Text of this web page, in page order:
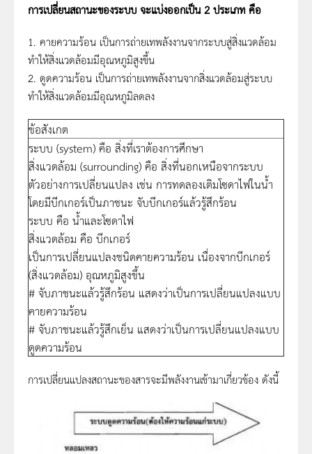
การเปลี่ยนสถานะของระบบ จะแบ่งออกเป็น 2 ประเภท คือ
1. คายความร้อน เป็นการถ่ายเทพลังงานจากระบบสู่สิ่งแวดล้อม
ทำให้สิ่งแวดล้อมมีอุณหภูมิสูงขึ้น
2. ดูดความร้อน เป็นการถ่ายเทพลังงานจากสิ่งแวดล้อมสู่ระบบ
ทำให้สิ่งแวดล้อมมีอุณหภูมิลดลง
ข้อสังเกต
ระบบ (system) คือ สิ่งที่เราต้องการศึกษา
สิ่งแวดล้อม (surrounding) คือ สิ่งที่นอกเหนือจากระบบ
ตัวอย่างการเปลี่ยนแปลง เช่น การทดลองเติมโซดาไฟในน้ำ
โดยมีบีกเกอร์เป็นภาชนะ จับบีกเกอร์แล้วรู้สึกร้อน
ระบบ คือ น้ำและโซดาไฟ
สิ่งแวดล้อม คือ บีกเกอร์
เป็นการเปลี่ยนแปลงชนิดคายความร้อน เนื่องจากบีกเกอร์
(สิ่งแวดล้อม) อุณหภูมิสูงขึ้น
# จับภาชนะแล้วรู้สึกร้อน แสดงว่าเป็นการเปลี่ยนแปลงแบบ
คายความร้อน
# จับภาชนะแล้วรู้สึกเย็น แสดงว่าเป็นการเปลี่ยนแปลงแบบ
ดูดความร้อน
การเปลี่ยนแปลงสถานะของสารจะมีพลังงานเข้ามาเกี่ยวข้อง ดังนี้